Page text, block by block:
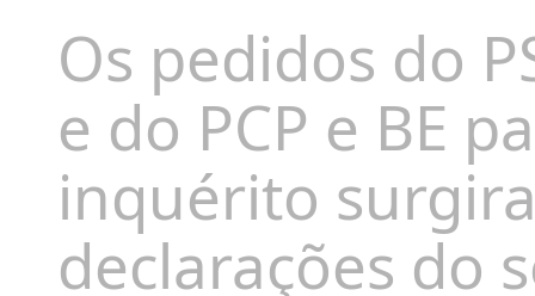
Os pedidos do
e do PCP e BE
inquérito
declarações do